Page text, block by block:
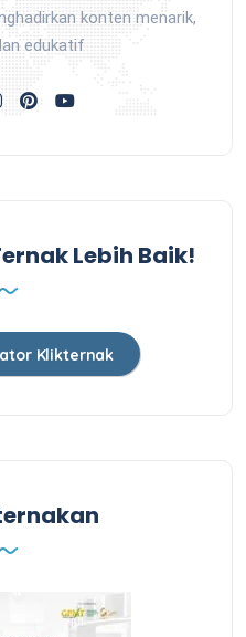
konten menarik,
edukatif
Lebih Baik!
Klikternak